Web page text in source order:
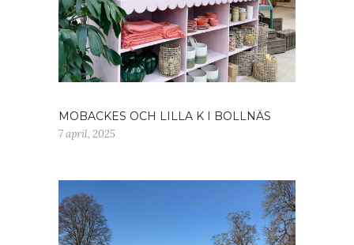
MOBACKES OCH LILLA K I BOLLNÄS
7 april, 2025